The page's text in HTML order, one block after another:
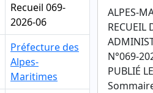
Recueil 069-
2026-06
Préfecture des
Alpes-
Maritimes
ALPES-
RECUEIL
N°069-
PUBLIÉ